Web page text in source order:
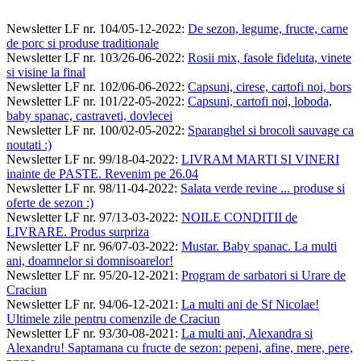
Newsletter LF nr. 104/05-12-2022: De sezon, legume, fructe, carne
de porc si produse traditionale
Newsletter LF nr. 103/26-06-2022: Rosii mix, fasole fideluta, vinete
si visine la final
Newsletter LF nr. 102/06-06-2022: Capsuni, cirese, cartofi noi, bors
Newsletter LF nr. 101/22-05-2022: Capsuni, cartofi noi, loboda,
baby spanac, castraveti, dovlecei
Newsletter LF nr. 100/02-05-2022: Sparanghel si brocoli sauvage ca
noutati :)
Newsletter LF nr. 99/18-04-2022: LIVRAM MARTI SI VINERI
inainte de PASTE. Revenim pe 26.04
Newsletter LF nr. 98/11-04-2022: Salata verde revine ... produse si
oferte de sezon :)
Newsletter LF nr. 97/13-03-2022: NOILE CONDITII de
LIVRARE. Produs surpriza
Newsletter LF nr. 96/07-03-2022: Mustar. Baby spanac. La multi
ani, doamnelor si domnisoarelor!
Newsletter LF nr. 95/20-12-2021 : Program de sarbatori si Urare de
Craciun
Newsletter LF nr. 94/06-12-2021 : La multi ani de Sf Nicolae!
Ultimele zile pentru comenzile de Craciun
Newsletter LF nr. 93/30-08-2021 : La multi ani, Alexandra si
Alexandru! Saptamana cu fructe de sezon: pepeni, afine, mere, pere,